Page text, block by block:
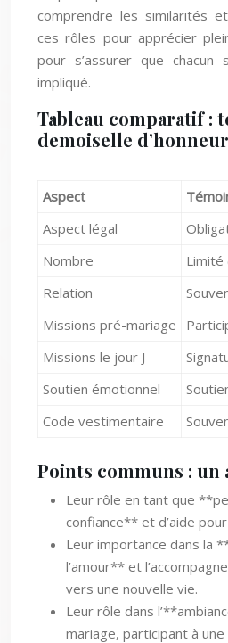
comprendre les similarités
ces rôles pour apprécier
pour s’assurer que
impliqué.
Tableau comparatif :
demoiselle d’honneur
Aspect
Aspect légal
Nombre
Limité
Relation
Missions pré-mariage
Missions le jour J
Soutien émotionnel
Code vestimentaire
Points communs : un
Leur rôle en tant que
confiance** et d’aide
Leur importance dans la
l’amour** et
vers une nouvelle vie.
Leur rôle dans
mariage, participant à